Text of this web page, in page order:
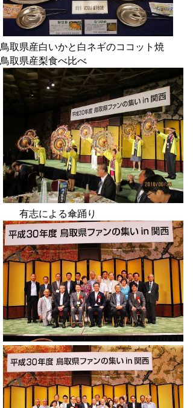
鳥取県産白いかと白ネギのココット焼
鳥取県産梨食べ比べ
有志による傘踊り